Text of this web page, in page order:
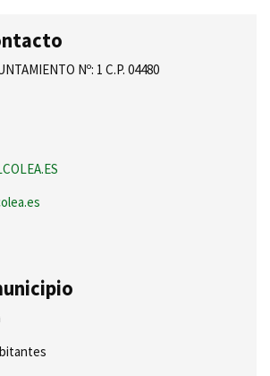
Nº: 1 C.P. 04480